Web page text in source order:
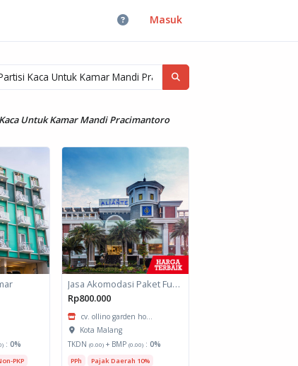
Masuk
Untuk Kamar Mandi Pracimantoro
:0%
PKP
Jasa Akomodasi Paket Fullboard Twin Hotel Kota Malang
Rp800.000
cv. ollino garden ho...
Kota Malang
TKDN (0.00)+ BMP (0.00): 0%
PPh
Pajak Daerah 10%